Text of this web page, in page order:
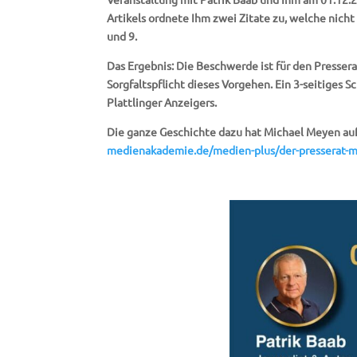
Artikels ordnete Ihm zwei Zitate zu, welche
und 9.
Das Ergebnis: Die Beschwerde ist für den
Sorgfaltspflicht dieses Vorgehen. Ein 3-seitiges
Plattlinger Anzeigers.
Die ganze Geschichte dazu hat Michael Meyen
medienakademie.de/medien-plus/der-presserat-